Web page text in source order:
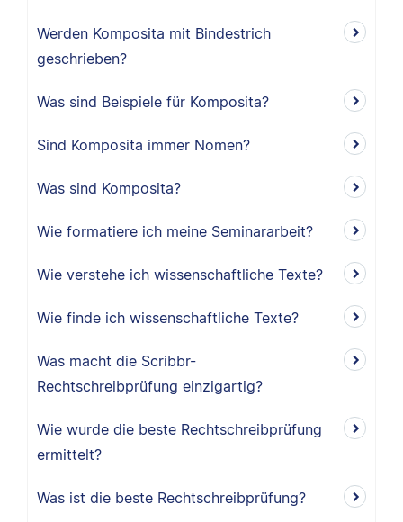
Werden Komposita mit Bindestrich
geschrieben?
Was sind Beispiele für Komposita?
Sind Komposita immer Nomen?
Was sind Komposita?
Wie formatiere ich meine Seminararbeit?
Wie verstehe ich wissenschaftliche Texte?
Wie finde ich wissenschaftliche Texte?
Was macht die Scribbr-
Rechtschreibprüfung einzigartig?
Wie wurde die beste Rechtschreibprüfung
ermittelt?
Was ist die beste Rechtschreibprüfung?